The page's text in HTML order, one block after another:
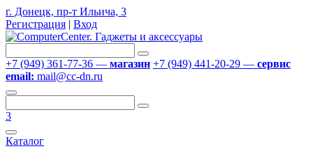
г. Донецк, пр-т Ильича, 3
Регистрация | Вход
+7 (949) 361-77-36 — магазин +7 (949) 441-20-29 — сервис
email: mail@cc-dn.ru
3
Каталог